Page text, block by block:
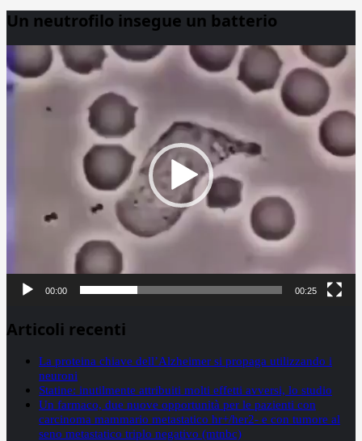
Un neutrofilo insegue un batterio
Player
00:00 00:25
Articoli recenti
La proteina chiave dell’Alzheimer si propaga utilizzando i
neuroni
Statine: inutilmente attribuiti molti effetti avversi, lo studio
Un farmaco, due nuove opportunità per le pazienti con
carcinoma mammario metastatico hr+/her2- e con tumore al
seno metastatico triplo negativo (mtnbc)